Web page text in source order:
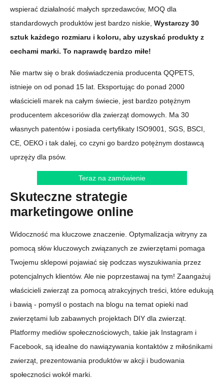
wspierać działalność małych sprzedawców, MOQ dla
standardowych produktów jest bardzo niskie, Wystarczy 30
sztuk każdego rozmiaru i koloru, aby uzyskać produkty z
cechami marki. To naprawdę bardzo miłe!
Nie martw się o brak doświadczenia producenta QQPETS,
istnieje on od ponad 15 lat. Eksportując do ponad 2000
właścicieli marek na całym świecie, jest bardzo potężnym
producentem akcesoriów dla zwierząt domowych. Ma 30
własnych patentów i posiada certyfikaty ISO9001, SGS, BSCI,
CE, OEKO i tak dalej, co czyni go bardzo potężnym dostawcą
uprzęży dla psów.
Teraz na zamówienie
Skuteczne strategie
marketingowe online
Widoczność ma kluczowe znaczenie. Optymalizacja witryny za
pomocą słów kluczowych związanych ze zwierzętami pomaga
Twojemu sklepowi pojawiać się podczas wyszukiwania przez
potencjalnych klientów. Ale nie poprzestawaj na tym! Zaangażuj
właścicieli zwierząt za pomocą atrakcyjnych treści, które edukują
i bawią - pomyśl o postach na blogu na temat opieki nad
zwierzętami lub zabawnych projektach DIY dla zwierząt.
Platformy mediów społecznościowych, takie jak Instagram i
Facebook, są idealne do nawiązywania kontaktów z miłośnikami
zwierząt, prezentowania produktów w akcji i budowania
społeczności wokół marki.